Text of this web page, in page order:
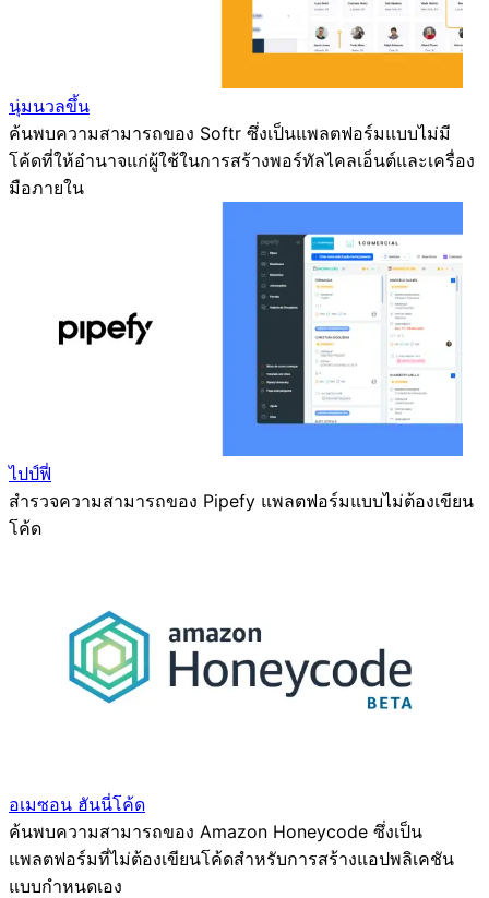
นุ่มนวลขึ้น
ค้นพบความสามารถของ Softr ซึ่งเป็นแพลตฟอร์มแบบไม่มี
โค้ดที่ให้อำนาจแก่ผู้ใช้ในการสร้างพอร์ทัลไคลเอ็นต์และเครื่อง
มือภายใน
ไปป์ฟี่
สำรวจความสามารถของ Pipefy แพลตฟอร์มแบบไม่ต้องเขียน
โค้ด
อเมซอน ฮันนี่โค้ด
ค้นพบความสามารถของ Amazon Honeycode ซึ่งเป็น
แพลตฟอร์มที่ไม่ต้องเขียนโค้ดสำหรับการสร้างแอปพลิเคชัน
แบบกำหนดเอง